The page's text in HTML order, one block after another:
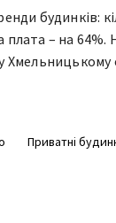
будинків:
плата – на
Приватні